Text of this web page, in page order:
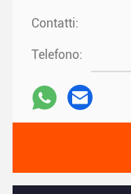
Contatti:
Telefono: